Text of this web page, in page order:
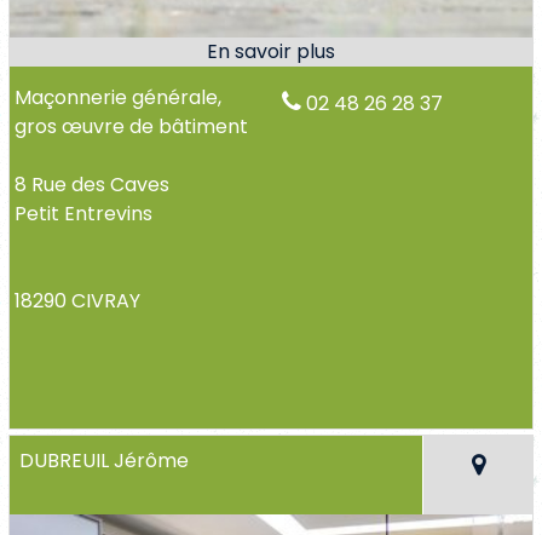
Maçonnerie générale,
gros œuvre de bâtiment
8 Rue des Caves
Petit Entrevins
18290 CIVRAY
02 48 26 28 37
DUBREUIL Jérôme